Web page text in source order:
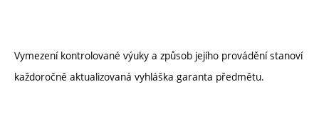
Vymezení kontrolované výuky a způsob jejího provádění stanoví
každoročně aktualizovaná vyhláška garanta předmětu.